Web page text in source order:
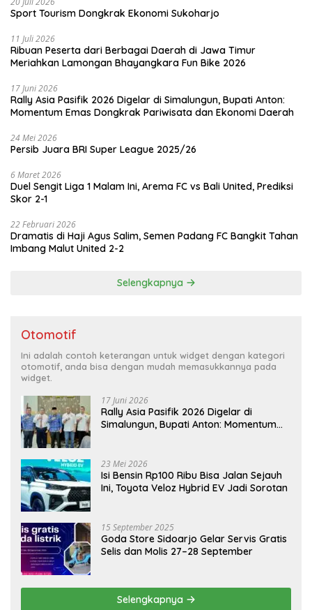
Sport Tourism Dongkrak Ekonomi Sukoharjo
11 Juli 2026
Ribuan Peserta dari Berbagai Daerah di Jawa Timur
Meriahkan Lamongan Bhayangkara Fun Bike 2026
17 Juni 2026
Rally Asia Pasifik 2026 Digelar di Simalungun, Bupati Anton:
Momentum Emas Dongkrak Pariwisata dan Ekonomi Daerah
24 Mei 2026
Persib Juara BRI Super League 2025/26
6 Maret 2026
Duel Sengit Liga 1 Malam Ini, Arema FC vs Bali United, Prediksi
Skor 2-1
22 Februari 2026
Dramatis di Haji Agus Salim, Semen Padang FC Bangkit Tahan
Imbang Malut United 2-2
Selengkapnya
Otomotif
Ini adalah contoh keterangan untuk widget dengan kategori
otomotif, anda bisa dengan mudah memasukkannya pada
widget.
17 Juni 2026
Rally Asia Pasifik 2026 Digelar di
Simalungun, Bupati Anton: Momentum
23 Mei 2026
Isi Bensin Rp100 Ribu Bisa Jalan Sejauh
Ini, Toyota Veloz Hybrid EV Jadi Sorotan
15 September 2025
Goda Store Sidoarjo Gelar Servis Gratis
Selis dan Molis 27–28 September
Selengkapnya